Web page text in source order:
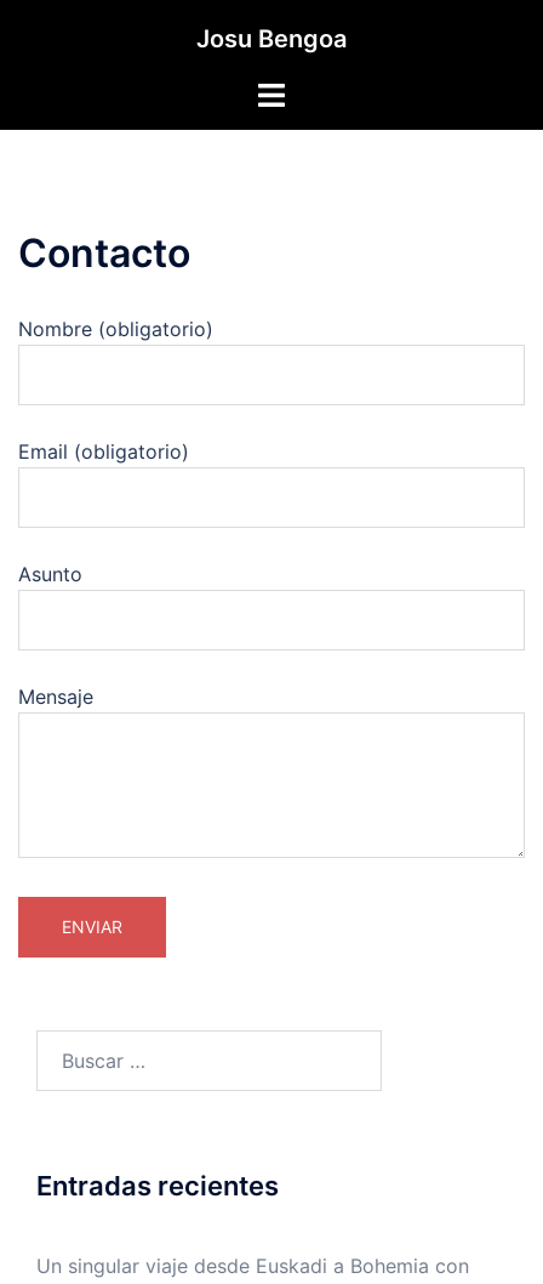
Josu Bengoa
Alternar
Contacto
Nombre (obligatorio)
Email (obligatorio)
Asunto
Mensaje
Entradas recientes
Un singular viaje desde Euskadi a Bohemia con